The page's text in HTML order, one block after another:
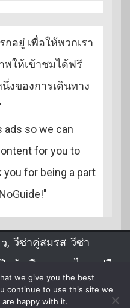
อยู่ เพื่อให้พวกเรา
พให้เข้าชมได้ฟรี
งของการเดินทาง
ads so we can
for you to
for being a part
, วีซ่าคู่สมรส ,วีซ่า
ปิดบัญชีธนาคารไทย ฟรี
, ขอวีซ่าไทยในลาว
we give you the best
continue to use this site we
happy with it.